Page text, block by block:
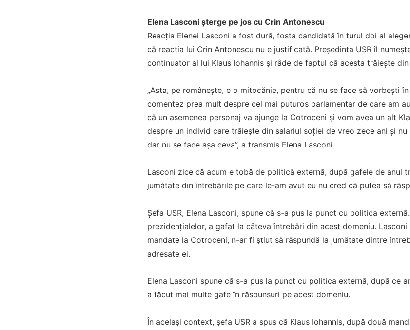
Elena Lasconi șterge pe jos cu Crin Antonescu
Reacția Elenei Lasconi a fost dură, fosta candidată în turul doi al
că reacția lui Crin Antonescu nu e justificată. Președinta USR îl
continuator al lui Klaus Iohannis și râde de faptul că acesta trăiește
„Asta, pe româneşte, e o mitocănie, pentru că nu se face să vorbeşti
comentez prea mult despre cel mai puturos parlamentar de care am
că un asemenea personaj va ajunge la Cotroceni şi vom avea un alt
despre un individ care trăieşte din salariul soţiei de vreo zece ani şi
dar nu se face aşa ceva”, a transmis Elena Lasconi.
Lasconi zice că acum e tobă de politică externă, după gafele de anul
jumătate din întrebările pe care le-am avut eu nu cred că putea să
Șefa USR, Elena Lasconi, spune că s-a pus la punct cu politica
prezidențialelor, a gafat la câteva întrebări din acest domeniu.
mandate la Cotroceni, n-ar fi știut să răspundă la jumătate dintre
adresate ei.
Elena Lasconi spune că s-a pus la punct cu politica externă, după ce
a făcut mai multe gafe în răspunsuri pe acest domeniu.
În același context, șefa USR a spus că Klaus Iohannis, după două